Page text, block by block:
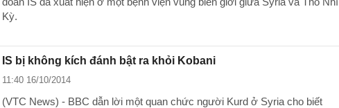
Kỳ.
IS bị không kích đánh bật ra khỏi Kobani
11:40 16/10/2014
(VTC News) - BBC dẫn lời một quan chức người Kurd ở Syria cho biết